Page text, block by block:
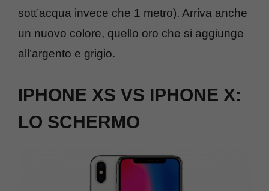
sott’acqua invece che 1 metro). Arriva anche
un nuovo colore, quello oro che si aggiunge
all’argento e grigio.
IPHONE XS VS IPHONE X:
LO SCHERMO